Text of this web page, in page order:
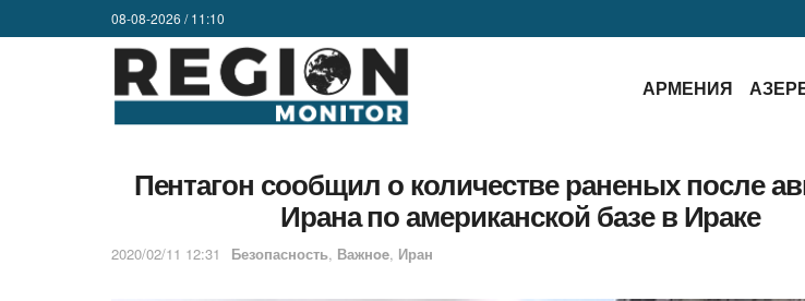
08-08-2026 / 11:10
АРМЕНИЯ
Пентагон сообщил о количестве раненых после
Ирана по американской базе в Ираке
2020/02/11 12:31 Безопасность, Важнoe, Иран